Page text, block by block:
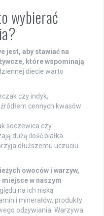
wybierać
jest, aby stawiać na
które wspominają
diecie warto
czy indyk,
cennych kwasów
soczewica czy
dużą ilość białka
dłuższemu uczuciu
owoców i warzyw,
miejsce w naszym
na ich niską
i minerałów, produkty
odżywiania. Warzywa